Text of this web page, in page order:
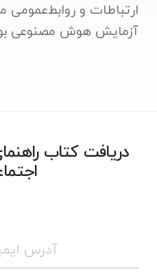
ارتباطات و
آزمایش هوش مصنوعی
دریافت کتاب